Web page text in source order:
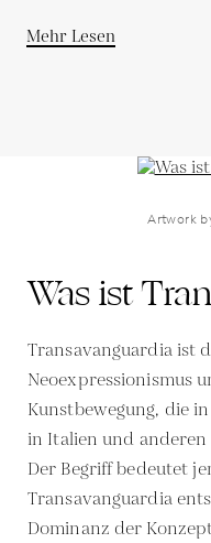
Mehr Lesen
Artwork
Was ist
Transavanguardia ist
Neoexpressionismus
Kunstbewegung, die
in Italien und anderen
Der Begriff bedeutet
Transavanguardia
Dominanz der